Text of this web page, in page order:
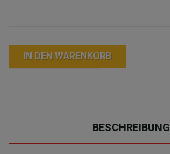
IN DEN WARENKORB
BESCHREIBUNG